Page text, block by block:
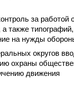
за работой
также типографий,
на нужды
округов
охраны
движения